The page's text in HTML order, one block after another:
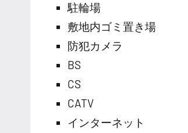
駐輪場
敷地内ゴミ置き場
防犯カメラ
BS
CS
CATV
インターネット